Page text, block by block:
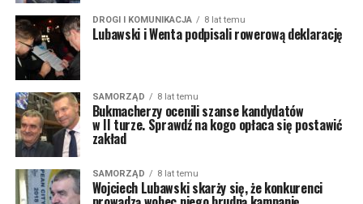
DROGI I KOMUNIKACJA 8 lat temu
Lubawski i Wenta podpisali rowerową deklarację
SAMORZĄD 8 lat temu
Bukmacherzy ocenili szanse kandydatów
w II turze. Sprawdź na kogo opłaca się postawić
zakład
SAMORZĄD 8 lat temu
Wojciech Lubawski skarży się, że konkurenci